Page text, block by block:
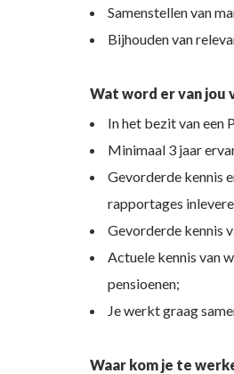
Samenstellen van
Bijhouden van
Wat word er van jou
In het bezit van
Minimaal 3 jaar
Gevorderde kennis
rapportages
Gevorderde kennis
Actuele kennis van
pensioenen;
Je werkt graag
Waar kom je te